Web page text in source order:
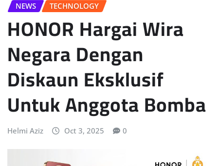
NEWS
TECHNOLOGY
HONOR Hargai Wira
Negara Dengan
Diskaun Eksklusif
Untuk Anggota Bomba
Helmi Aziz Oct 3, 2025 0